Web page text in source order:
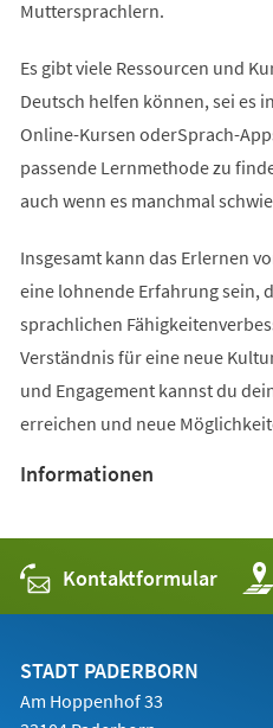
Muttersprachlern.
Es gibt viele Ressourcen und
Deutsch helfen können, sei es
Online-Kursen oderSprach-
passende Lernmethode zu
auch wenn es manchmal
Insgesamt kann das Erlernen
eine lohnende Erfahrung sein,
sprachlichen
Verständnis für eine neue
und Engagement kannst du
erreichen und neue
Informationen
Kontaktformular
in
STADT PADERBORN
Am Hoppenhof 33